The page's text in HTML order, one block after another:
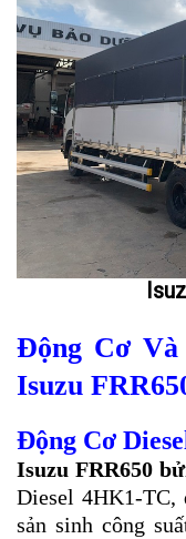
Động Cơ
Isuzu
Động Cơ
Isuzu FRR650
Diesel 4HK1-TC,
sản sinh công